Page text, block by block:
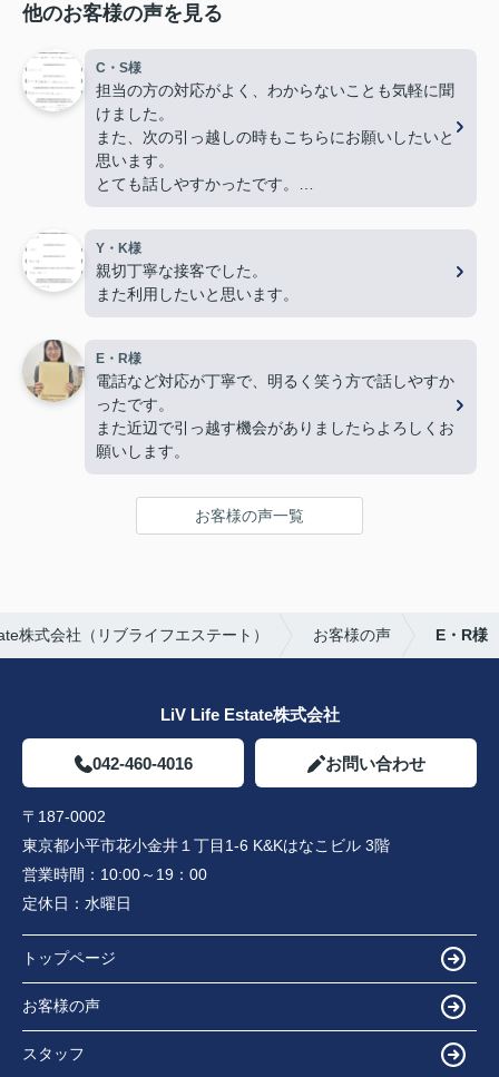
他のお客様の声を見る
C・S様
担当の方の対応がよく、わからないことも気軽に聞
けました。
また、次の引っ越しの時もこちらにお願いしたいと
思います。
とても話しやすかったです。
Y・K様
親切丁寧な接客でした。
また利用したいと思います。
E・R様
電話など対応が丁寧で、明るく笑う方で話しやすか
ったです。
また近辺で引っ越す機会がありましたらよろしくお
願いします。
お客様の声一覧
株式会社（リブライフエステート） お客様の声 E・R様
LiV Life Estate株式会社
042-460-4016 お問い合わせ
〒187-0002
東京都小平市花小金井１丁目1-6 K&Kはなこビル 3階
営業時間： 10:00～19：00
定休日： 水曜日
トップページ
お客様の声
スタッフ